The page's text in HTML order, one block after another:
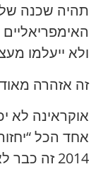
תהיה שכנה של
ולא ייעלמו
זה אזהרה
אוקראינה לא
אחד הכל